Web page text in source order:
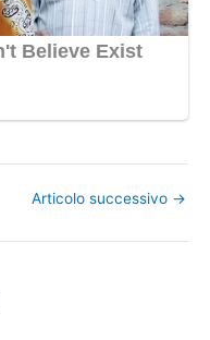
Articolo successivo →